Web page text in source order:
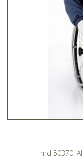
md 50370: